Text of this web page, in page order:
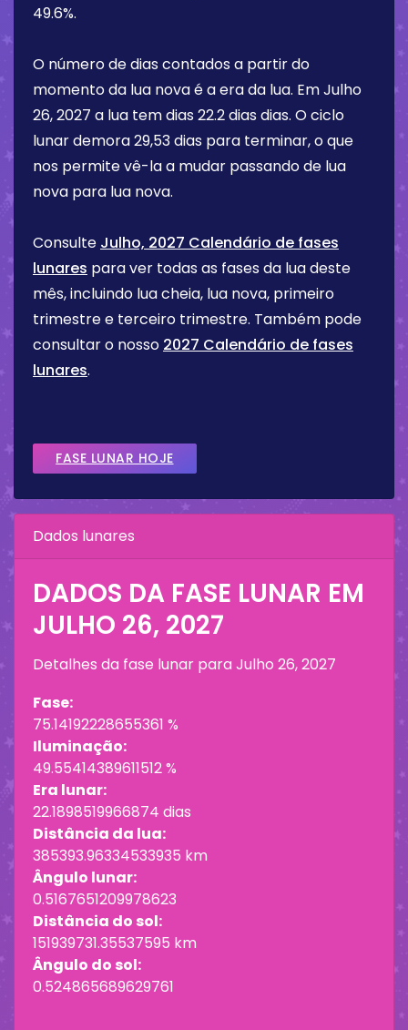
49.6%.
O número de dias contados a partir do
momento da lua nova é a era da lua. EmJulho
26, 2027 a lua tem dias 22.2 dias dias. O ciclo
lunar demora 29,53 dias para terminar, o que
nos permite vê-la a mudar passando de lua
nova para lua nova.
Consulte Julho, 2027 Calendário de fases
lunares para ver todas as fases da lua deste
mês, incluindo lua cheia, lua nova, primeiro
trimestre e terceiro trimestre. Também pode
consultar o nosso 2027 Calendário de fases
lunares.
FASE LUNAR HOJE
Dados lunares
DADOS DA FASE LUNAR EM
JULHO 26, 2027
Detalhes da fase lunar paraJulho 26, 2027
Fase:
75.14192228655361 %
Iluminação:
49.55414389611512 %
Era lunar:
22.1898519966874 dias
Distância da lua:
385393.96334533935 km
Ângulo lunar:
0.5167651209978623
Distância do sol:
151939731.35537595 km
Ângulo do sol:
0.524865689629761